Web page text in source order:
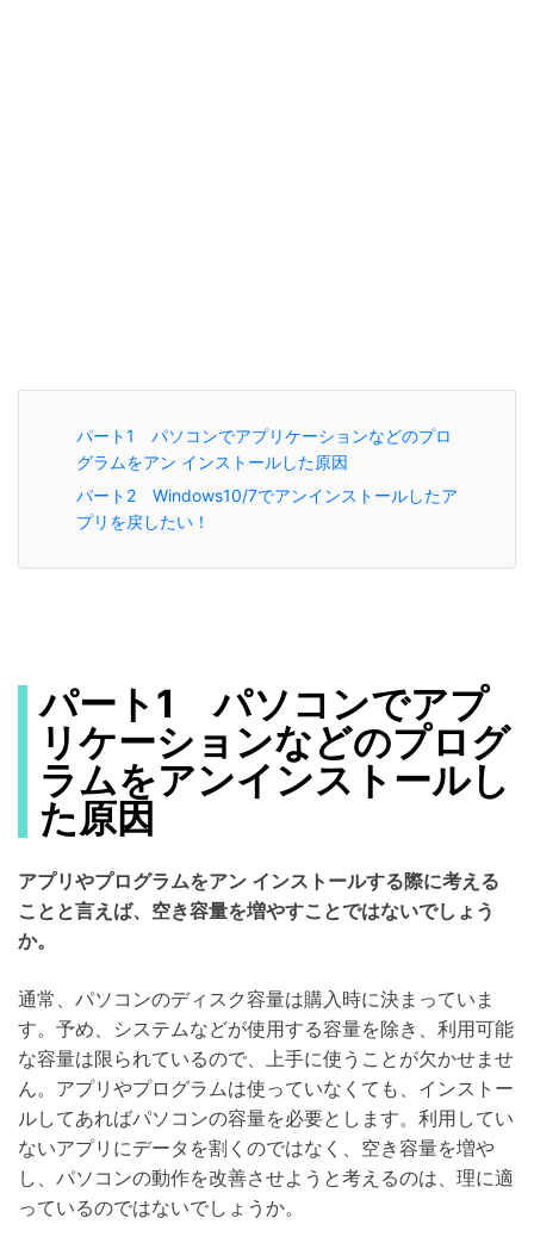
パート1 パソコンでアプリケーションなどのプロ
グラムをアン インストールした原因
パート2 Windows10/7でアンインストールしたア
プリを戻したい！
パート1 パソコンでアプ
リケーションなどのプログ
ラムをアンインストールし
た原因
アプリやプログラムをアン インストールする際に考える
ことと言えば、空き容量を増やすことではないでしょう
か。
通常、パソコンのディスク容量は購入時に決まっていま
す。予め、システムなどが使用する容量を除き、利用可能
な容量は限られているので、上手に使うことが欠かせませ
ん。アプリやプログラムは使っていなくても、インストー
ルしてあればパソコンの容量を必要とします。利用してい
ないアプリにデータを割くのではなく、空き容量を増や
し、パソコンの動作を改善させようと考えるのは、理に適
っているのではないでしょうか。